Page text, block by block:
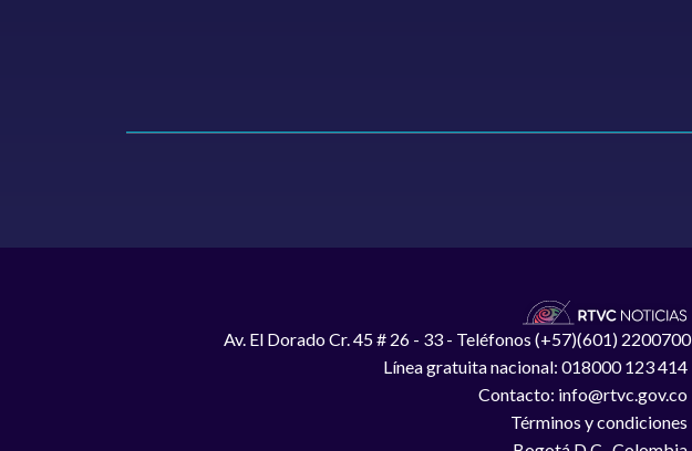
Av. El Dorado Cr. 45 # 26 - 33 - Teléfonos (+57)(601) 2200700
Línea gratuita nacional: 018000 123 414
Contacto: info@rtvc.gov.co
Términos y condiciones